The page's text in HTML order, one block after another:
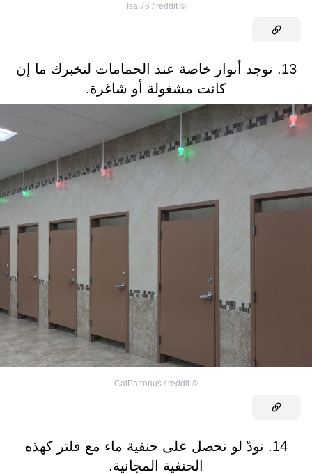
©
Isai76 / reddit
13. توجد أنوار خاصة عند الحمامات لتخبرك ما إن
كانت مشغولة أو شاغرة.
©
CatPatronus / reddit
14. نودّ لو نحصل على حنفية ماء مع فلتر كهذه
الحنفية المجانية.